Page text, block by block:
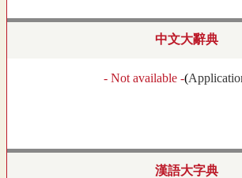
中文大辭典
- Not available -(
漢語大字典